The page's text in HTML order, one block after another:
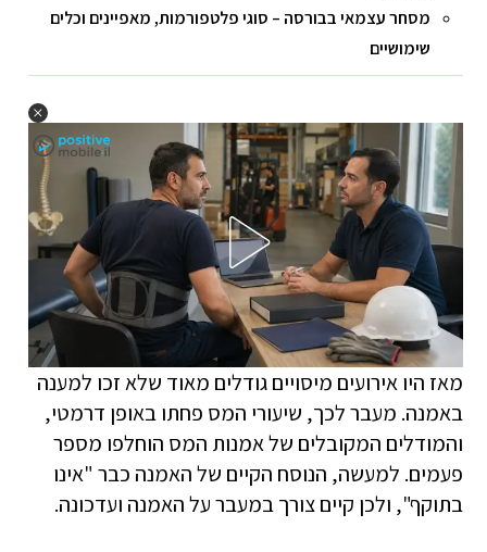
מסחר עצמאי בבורסה – סוגי פלטפורמות, מאפיינים וכלים
שימושיים
מאז היו אירועים מיסויים גודלים מאוד שלא זכו למענה
באמנה. מעבר לכך, שיעורי המס פחתו באופן דרמטי,
והמודלים המקובלים של אמנות המס הוחלפו מספר
פעמים. למעשה, הנוסח הקיים של האמנה כבר "אינו
בתוקף", ולכן קיים צורך במעבר על האמנה ועדכונה.